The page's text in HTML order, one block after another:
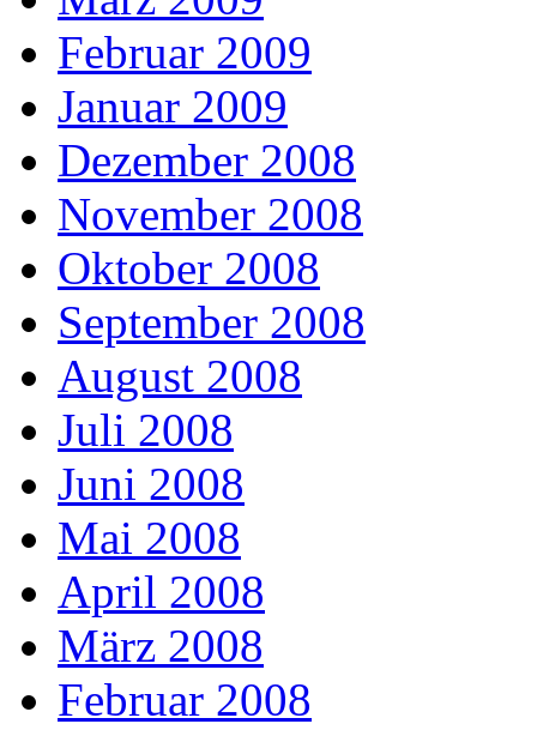
Februar 2009
Januar 2009
Dezember 2008
November 2008
Oktober 2008
September 2008
August 2008
Juli 2008
Juni 2008
Mai 2008
April 2008
März 2008
Februar 2008